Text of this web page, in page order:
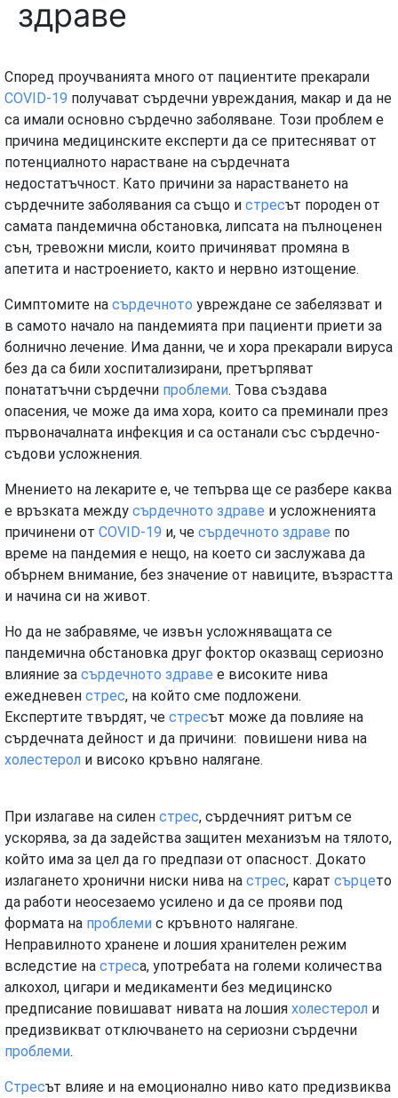
здраве
Според проучванията много от пациентите прекарали
COVID-19 получават сърдечни увреждания, макар и да не
са имали основно сърдечно заболяване. Този проблем е
причина медицинските експерти да се притесняват от
потенциалното нарастване на сърдечната
недостатъчност. Като причини за нарастването на
сърдечните заболявания са също и стресът породен от
самата пандемична обстановка, липсата на пълноценен
сън, тревожни мисли, които причиняват промяна в
апетита и настроението, както и нервно изтощение.
Симптомите на сърдечното увреждане се забелязват и
в самото начало на пандемията при пациенти приети за
болнично лечение. Има данни, че и хора прекарали вируса
без да са били хоспитализирани, претърпяват
понататъчни сърдечни проблеми. Това създава
опасения, че може да има хора, които са преминали през
първоначалната инфекция и са останали със сърдечно-
съдови усложнения.
Мнението на лекарите е, че тепърва ще се разбере каква
е връзката между сърдечното здраве и усложненията
причинени от COVID-19 и, че сърдечното здраве по
време на пандемия е нещо, на което си заслужава да
обърнем внимание, без значение от навиците, възрастта
и начина си на живот.
Но да не забравяме, че извън усложняващата се
пандемична обстановка друг фоктор оказващ сериозно
влияние за сърдечното здраве е високите нива
ежедневен стрес, на който сме подложени.
Експертите твърдят, че стресът може да повлияе на
сърдечната дейност и да причини: повишени нива на
холестерол и високо кръвно налягане.
При излагаве на силен стрес, сърдечният ритъм се
ускорява, за да задейства защитен механизъм на тялото,
който има за цел да го предпази от опасност. Докато
излагането хронични ниски нива на стрес, карат сърцето
да работи неосезаемо усилено и да се прояви под
формата на проблеми с кръвното налягане.
Неправилното хранене и лошия хранителен режим
вследстие на стреса, употребата на големи количества
алкохол, цигари и медикаменти без медицинско
предписание повишават нивата на лошия холестерол и
предизвикват отключването на сериозни сърдечни
проблеми.
Стресът влияе и на емоционално ниво като предизвиква